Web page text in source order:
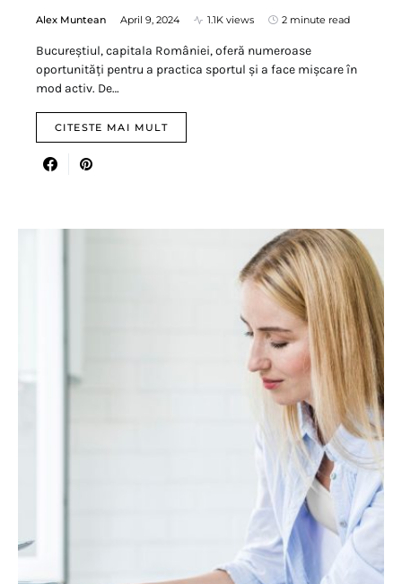
Alex Muntean April 9, 2024 1.1K views 2 minute read
Bucureștiul, capitala României, oferă numeroase
oportunități pentru a practica sportul și a face mișcare în
mod activ. De…
CITESTE MAI MULT